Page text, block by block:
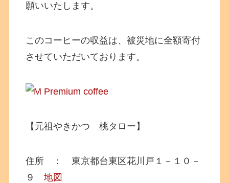
願いいたします。
このコーヒーの収益は、被災地に全額寄付
させていただいております。
【元祖やきかつ 桃タロー】
住所 ： 東京都台東区花川戸１－１０－
９地図